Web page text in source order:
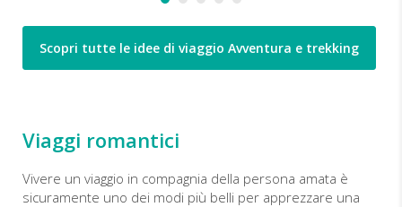
Scopri tutte le idee di viaggio Avventura e trekking
Viaggi romantici
Vivere un viaggio in compagnia della persona amata è
sicuramente uno dei modi più belli per apprezzare una